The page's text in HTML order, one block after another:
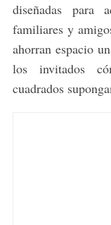
diseñadas para
familiares y
ahorran espacio
los invitados
cuadrados